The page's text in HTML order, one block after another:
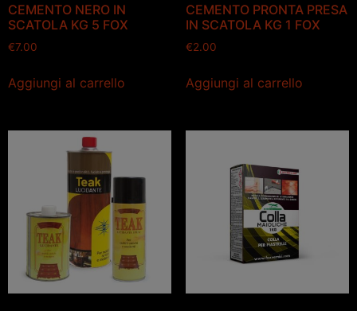
CEMENTO NERO IN
SCATOLA KG 5 FOX
€7.00
Aggiungi al carrello
CEMENTO PRONTA PRESA
IN SCATOLA KG 1 FOX
€2.00
Aggiungi al carrello